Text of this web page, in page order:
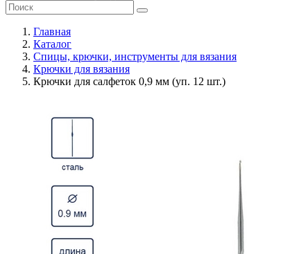
Главная
Каталог
Спицы, крючки, инструменты для вязания
Крючки для вязания
Крючки для салфеток 0,9 мм (уп. 12 шт.)